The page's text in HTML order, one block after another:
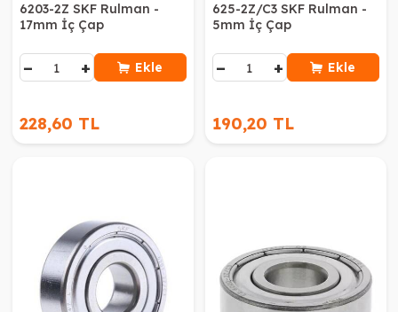
6203-2Z SKF Rulman -
17mm İç Çap
− + Ekle
228,60 TL
625-2Z/C3 SKF Rulman -
5mm İç Çap
− + Ekle
190,20 TL